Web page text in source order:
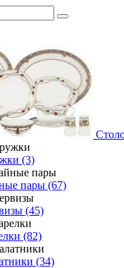
(3)
пары (67)
(45)
(82)
(34)